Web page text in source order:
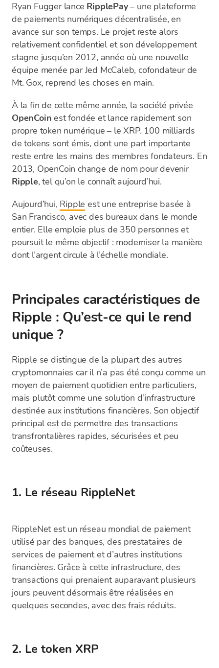
Ryan Fugger lance RipplePay– une plateforme
de paiements numériques décentralisée, en
avance sur son temps. Le projet reste alors
relativement confidentiel et son développement
stagne jusqu’en 2012, année où une nouvelle
équipe menée par Jed McCaleb, cofondateur de
Mt. Gox, reprend les choses en main.
À la fin de cette même année, la société privée
OpenCoin est fondée et lance rapidement son
propre token numérique – le XRP. 100 milliards
de tokens sont émis, dont une part importante
reste entre les mains des membres fondateurs. En
2013, OpenCoin change de nom pour devenir
Ripple, tel qu’on le connaît aujourd’hui.
Aujourd’hui, Ripple est une entreprise basée à
San Francisco, avec des bureaux dans le monde
entier. Elle emploie plus de 350 personnes et
poursuit le même objectif : moderniser la manière
dont l’argent circule à l’échelle mondiale.
Principales caractéristiques de
Ripple : Qu’est-ce qui le rend
unique ?
Ripple se distingue de la plupart des autres
cryptomonnaies car il n’a pas été conçu comme un
moyen de paiement quotidien entre particuliers,
mais plutôt comme une solution d’infrastructure
destinée aux institutions financières. Son objectif
principal est de permettre des transactions
transfrontalières rapides, sécurisées et peu
coûteuses.
1. Le réseau RippleNet
RippleNet est un réseau mondial de paiement
utilisé par des banques, des prestataires de
services de paiement et d’autres institutions
financières. Grâce à cette infrastructure, des
transactions qui prenaient auparavant plusieurs
jours peuvent désormais être réalisées en
quelques secondes, avec des frais réduits.
2. Le token XRP